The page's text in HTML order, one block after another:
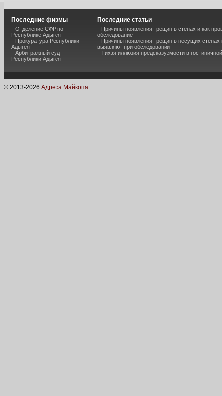
Последние фирмы
Отделение СФР по
Республике Адыгея
Прокуратура Республики
Адыгея
Арбитражный суд
Республики Адыгея
Последние статьи
Причины появления трещин в стенах и как
обследование
Причины появления трещин в несущих стенах
выявляют при обследовании
Тихая иллюзия предсказуемости в
© 2013-2026 Адреса Майкопа